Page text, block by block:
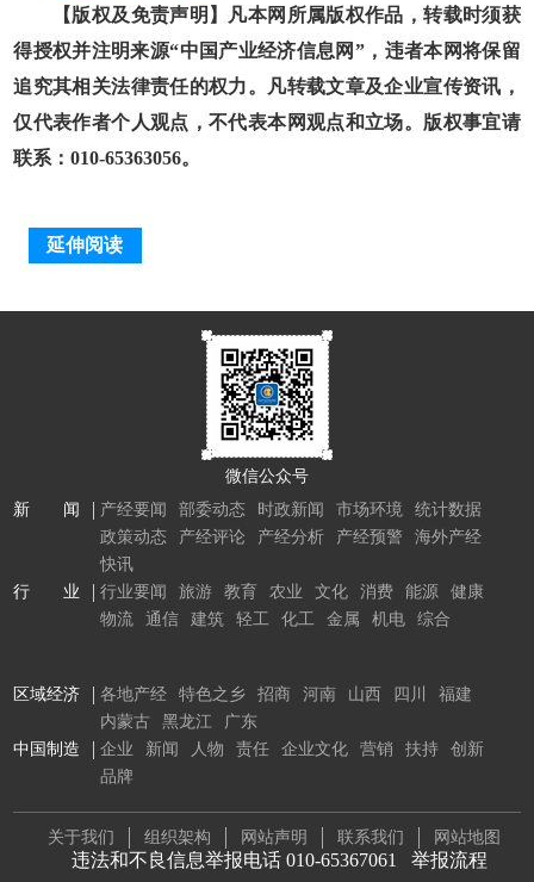
【版权及免责声明】凡本网所属版权作品，转载时须获
得授权并注明来源“中国产业经济信息网”，违者本网将保留
追究其相关法律责任的权力。凡转载文章及企业宣传资讯，
仅代表作者个人观点，不代表本网观点和立场。版权事宜请
联系：010-65363056。
延伸阅读
微信公众号
新 闻
产经要闻 部委动态 时政新闻 市场环境
统计数据
政策动态
产经评论 产经分析 产经预警
海外产经
快讯
行 业
行业要闻 旅游 教育 农业 文化 消费 能源
健康
物流
通信 建筑 轻工 化工 金属 机电 综合
区域经济 各地产经 特色之乡 招商 河南 山西 四川
福建
内蒙古
黑龙江
广东
中国制造
企业 新闻 人物 责任 企业文化 营销 扶持
创新
品牌
关于我们 组织架构 网站声明 联系我们 网站地图
违法和不良信息举报电话 010-65367061 举报流程